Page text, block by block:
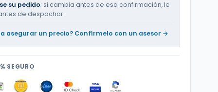
su pedido; si cambia antes de esa confirmación, le
de despachar.
asegurar un precio? Confírmelo con un asesor →
SEGURO